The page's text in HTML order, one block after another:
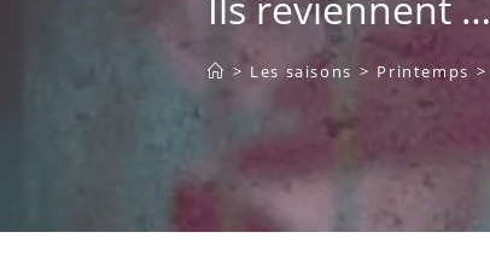
> Les saisons > Printemps >